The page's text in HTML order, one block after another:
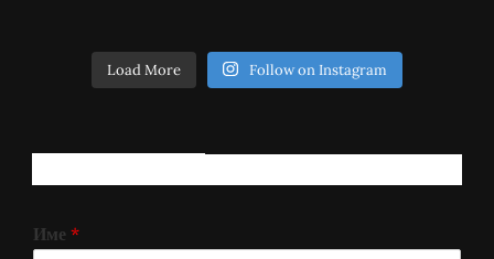
Load More Follow on Instagram
Име *